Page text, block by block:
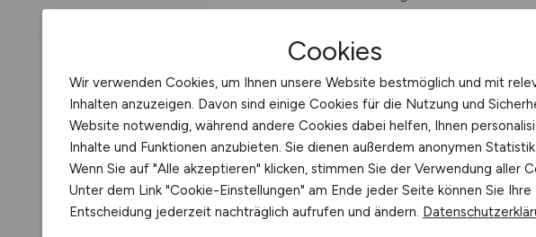
Als Revierjagdmeister bzw.
arbeitest du im Kernbereich der grünen
Typische Einsatzfelder sind
Betriebe, Agrarunternehmen,
Beratungsdienste, Verbände sowie
Prüfinstitutionen in Ingelheim am Rhein und
Cookies
Wir verwenden Cookies, um Ihnen unsere Website bestmöglich und mit
Inhalten anzuzeigen. Davon sind einige Cookies für die Nutzung und
Website notwendig, während andere Cookies dabei helfen, Ihnen
Inhalte und Funktionen anzubieten. Sie dienen außerdem anonymen
Wenn Sie auf "Alle akzeptieren" klicken, stimmen Sie der Verwendung aller
Unter dem Link "Cookie-Einstellungen" am Ende jeder Seite können Sie Ihre
Entscheidung jederzeit nachträglich aufrufen und ändern.